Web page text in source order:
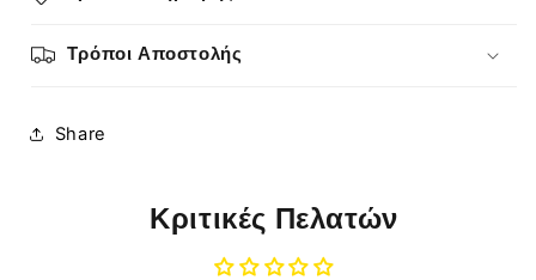
Τρόποι Αποστολής
Share
Κριτικές Πελατών